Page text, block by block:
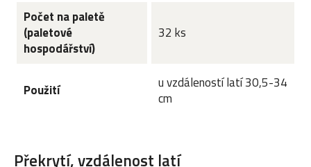
Počet na paletě
(paletové
hospodářství)
32 ks
Použití
u vzdáleností latí 30,5-34
cm
Překrytí, vzdálenost latí